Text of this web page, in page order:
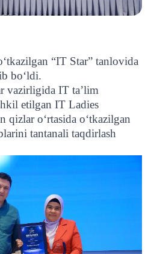
“IT Star” tanlovida
bo‘ldi.
vazirligida IT ta’lim
etilgan IT Ladies
qizlar o‘rtasida o‘tkazilgan
tantanali taqdirlash